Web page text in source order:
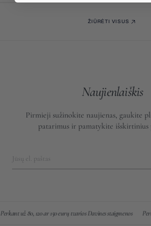
ŽIŪRĖTI VISUS
Naujienlaiškis
Pirmieji sužinokite naujienas, gaukite
patarimus ir pamatykite išskirtinius
Jūsų el. paštas
už 80, 120 ar 150 eurų tvarios Davines staigmenos